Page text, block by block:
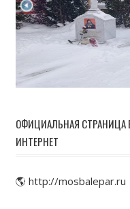
ОФИЦИАЛЬНАЯ СТРАНИЦА
ИНТЕРНЕТ
🌎 http://mosbalepar.ru